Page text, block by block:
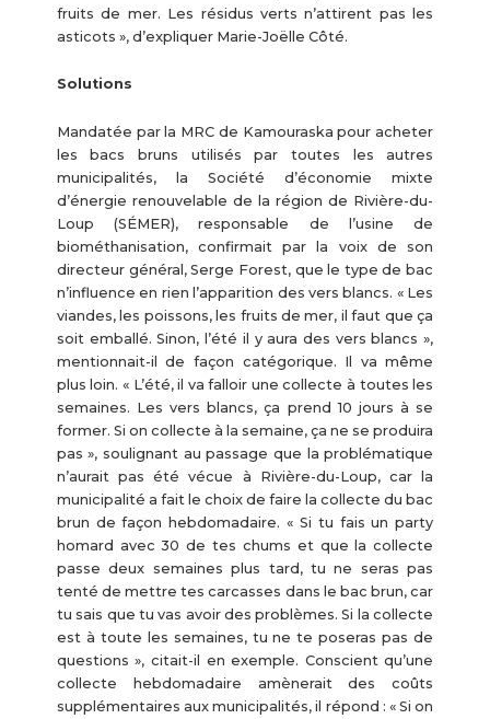
fruits de mer. Les résidus verts n’attirent pas les
asticots », d’expliquer Marie-Joëlle Côté.
Solutions
Mandatée par la MRC de Kamouraska pour acheter
les bacs bruns utilisés par toutes les autres
municipalités, la Société d’économie mixte
d’énergie renouvelable de la région de Rivière-du-
Loup (SÉMER), responsable de l’usine de
biométhanisation, confirmait par la voix de son
directeur général, Serge Forest, que le type de bac
n’influence en rien l’apparition des vers blancs. « Les
viandes, les poissons, les fruits de mer, il faut que ça
soit emballé. Sinon, l’été il y aura des vers blancs »,
mentionnait-il de façon catégorique. Il va même
plus loin. « L’été, il va falloir une collecte à toutes les
semaines. Les vers blancs, ça prend 10 jours à se
former. Si on collecte à la semaine, ça ne se produira
pas », soulignant au passage que la problématique
n’aurait pas été vécue à Rivière-du-Loup, car la
municipalité a fait le choix de faire la collecte du bac
brun de façon hebdomadaire. « Si tu fais un party
homard avec 30 de tes chums et que la collecte
passe deux semaines plus tard, tu ne seras pas
tenté de mettre tes carcasses dans le bac brun, car
tu sais que tu vas avoir des problèmes. Si la collecte
est à toute les semaines, tu ne te poseras pas de
questions », citait-il en exemple. Conscient qu’une
collecte hebdomadaire amènerait des coûts
supplémentaires aux municipalités, il répond : « Si on